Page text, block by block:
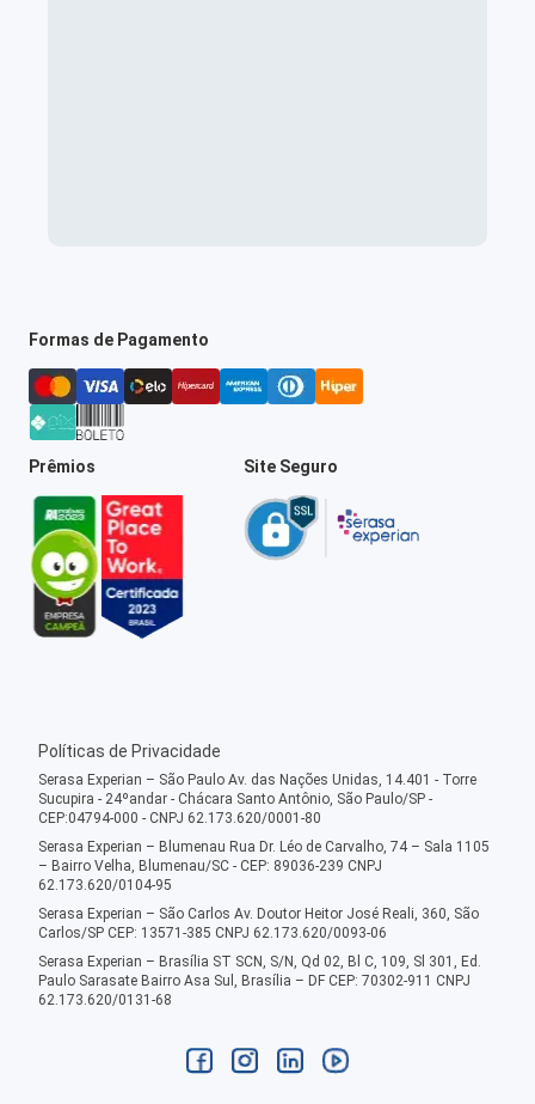
Formas de Pagamento
Prêmios Site Seguro
Políticas de Privacidade
Serasa Experian – São Paulo Av. das Nações Unidas, 14.401 - Torre
Sucupira - 24ºandar - Chácara Santo Antônio, São Paulo/SP -
CEP:04794-000 - CNPJ 62.173.620/0001-80
Serasa Experian – Blumenau Rua Dr. Léo de Carvalho, 74 – Sala 1105
– Bairro Velha, Blumenau/SC - CEP: 89036-239 CNPJ
62.173.620/0104-95
Serasa Experian – São Carlos Av. Doutor Heitor José Reali, 360, São
Carlos/SP CEP: 13571-385 CNPJ 62.173.620/0093-06
Serasa Experian – Brasília ST SCN, S/N, Qd 02, Bl C, 109, Sl 301, Ed.
Paulo Sarasate Bairro Asa Sul, Brasília – DF CEP: 70302-911 CNPJ
62.173.620/0131-68